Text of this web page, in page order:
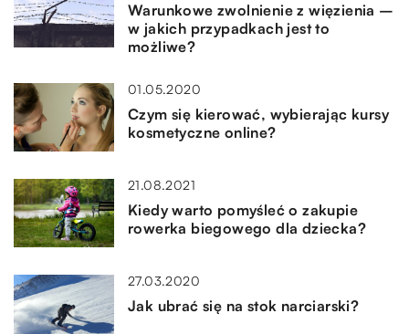
Warunkowe zwolnienie z więzienia –
w jakich przypadkach jest to
możliwe?
01.05.2020
Czym się kierować, wybierając kursy
kosmetyczne online?
21.08.2021
Kiedy warto pomyśleć o zakupie
rowerka biegowego dla dziecka?
27.03.2020
Jak ubrać się na stok narciarski?